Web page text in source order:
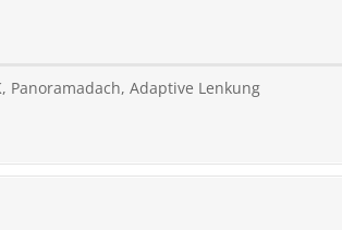
Panoramadach, Adaptive Lenkung